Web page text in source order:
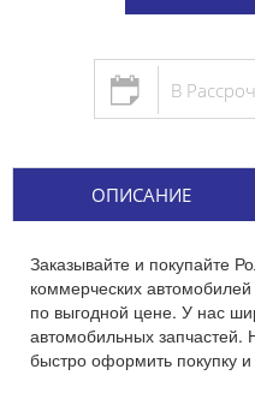
В
ОПИСАНИЕ
Заказывайте и покупайте
коммерческих
по выгодной цене. У нас
автомобильных
быстро оформить покупку